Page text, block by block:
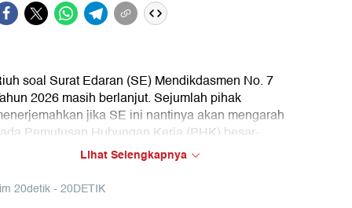
soal Surat Edaran (SE) Mendikdasmen No. 7
2026 masih berlanjut. Sejumlah pihak
jika SE ini nantinya akan mengarah
Pemutusan Hubungan Kerja (PHK) besar-
besaran kepada para guru non-ASN pada satuan
pendidikan yang diselenggarakan oleh Pemda pada
tahun ini. Polemik ini muncul usai adanya salah
Lihat Selengkapnya
20detik - 20DETIK